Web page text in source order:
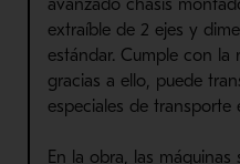
avanzado chasis
extraíble de 2 ejes y
estándar. Cumple con la
gracias a ello, puede
especiales de transporte
En la obra, las